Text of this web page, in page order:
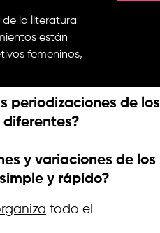
de la literatura
están
femeninos,
periodizaciones de los
y variaciones de los
y rápido?
todo el